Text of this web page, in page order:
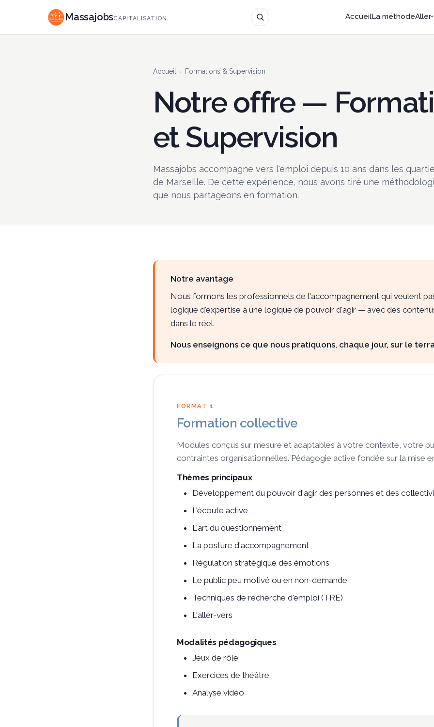
MassajobsCAPITALISATION AccueilLa méthode
Accueil › Formations & Supervision
Notre offre —
et Supervision
Massajobs accompagne vers l'emploi depuis 10 ans dans les
de Marseille. De cette expérience, nous avons tiré une
que nous partageons en formation.
Notre avantage
Nous formons les professionnels de l'accompagnement qui veulent
logique d'expertise à une logique de pouvoir d'agir — avec des
dans le réel.
Nous enseignons ce que nous pratiquons, chaque jour, sur le
FORMAT 1
Formation collective
Modules conçus sur mesure et adaptables à votre contexte, votre
contraintes organisationnelles. Pédagogie active fondée sur la mise
Thèmes principaux
Développement du pouvoir d'agir des personnes et des
L'écoute active
L'art du questionnement
La posture d'accompagnement
Régulation stratégique des émotions
Le public peu motivé ou en non-demande
Techniques de recherche d'emploi (TRE)
L'aller-vers
Modalités pédagogiques
Jeux de rôle
Exercices de théâtre
Analyse vidéo